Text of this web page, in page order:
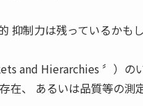
抑制力は残っているかも
and Hierarchies 〞）の
在、 あるいは品質等の測